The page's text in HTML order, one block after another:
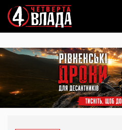
Перейти
до
основного
вмісту